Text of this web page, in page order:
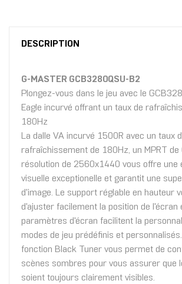
DESCRIPTION
G-MASTER GCB3280QSU-B2
Plongez-vous dans le jeu avec le
Eagle incurvé offrant un taux de
180Hz
La dalle VA incurvé 1500R avec un taux
rafraîchissement de 180Hz, un MPRT de
résolution de 2560x1440 vous offre une
visuelle exceptionelle et garantit une
d'image. Le support réglable en hauteur
d'ajuster facilement la position de l'écran
paramètres d'écran facilitent la
modes de jeu prédéfinis et personnalisés.
fonction Black Tuner vous permet de
scènes sombres pour vous assurer que
soient toujours clairement visibles.